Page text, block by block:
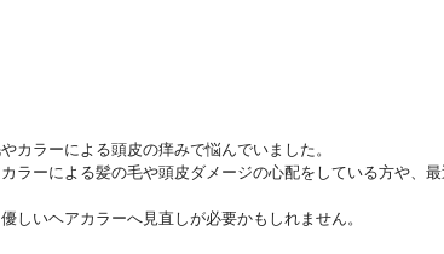
カラーによる頭皮の痒みで悩んでいました。
ラーによる髪の毛や頭皮ダメージの心配をしている方や、
しいヘアカラーへ見直しが必要かもしれません。